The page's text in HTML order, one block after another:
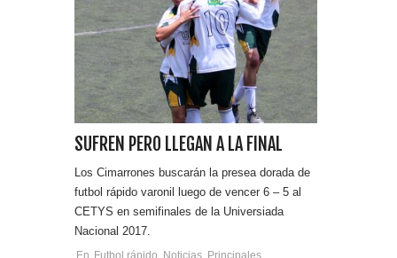
SUFREN PERO LLEGAN A LA FINAL
Los Cimarrones buscarán la presea dorada de
futbol rápido varonil luego de vencer 6 – 5 al
CETYS en semifinales de la Universiada
Nacional 2017.
En Futbol rápido Noticias Principales